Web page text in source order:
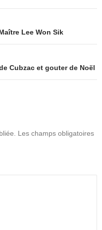
Lee Won Sik
Cubzac et gouter de Noël
Les champs obligatoires